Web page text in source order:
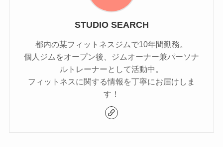
STUDIO SEARCH
都内の某フィットネスジムで10年間勤務。
個人ジムをオープン後、ジムオーナー兼パーソナ
ルトレーナーとして活動中。
フィットネスに関する情報を丁寧にお届けしま
す！